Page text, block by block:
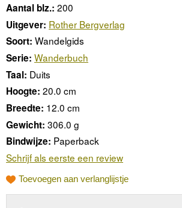
Aantal blz.: 200
Uitgever: Rother Bergverlag
Soort: Wandelgids
Serie: Wanderbuch
Taal: Duits
Hoogte: 20.0 cm
Breedte: 12.0 cm
Gewicht: 306.0 g
Bindwijze: Paperback
Schrijf als eerste een review
Toevoegen aan verlanglijstje